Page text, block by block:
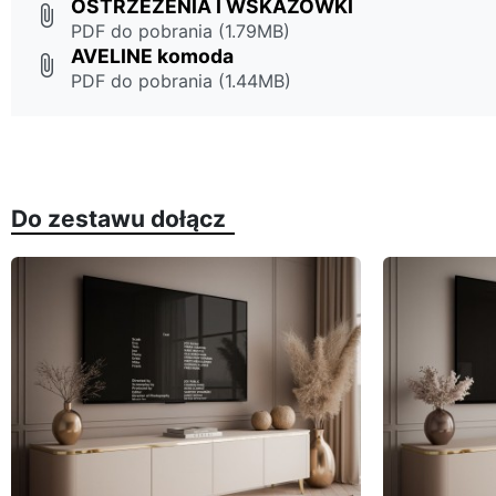
attach_file OSTRZEŻENIA I WSKAZÓWKI
PDF do pobrania (1.79MB)
attach_file AVELINE komoda
PDF do pobrania (1.44MB)
Do zestawu dołącz